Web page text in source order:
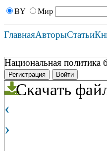
BY Мир
ГлавнаяАвторыСтатьи
Национальная
Регистрация Войти
Скачать
‹
›